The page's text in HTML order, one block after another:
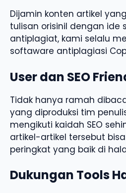
Dijamin konten artikel
tulisan orisinil dengan ide
antiplagiat, kami selalu
softaware antiplagiasi
User dan SEO
Tidak hanya ramah
yang diproduksi tim
mengikuti kaidah SEO
artikel-artikel tersebut
peringkat yang baik di
Dukungan Tools